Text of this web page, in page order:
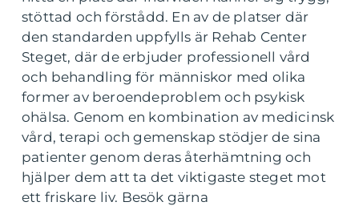
stöttad och förstådd. En av de platser där
den standarden uppfylls är Rehab Center
Steget, där de erbjuder professionell vård
och behandling för människor med olika
former av beroendeproblem och psykisk
ohälsa. Genom en kombination av medicinsk
vård, terapi och gemenskap stödjer de sina
patienter genom deras återhämtning och
hjälper dem att ta det viktigaste steget mot
ett friskare liv. Besök gärna